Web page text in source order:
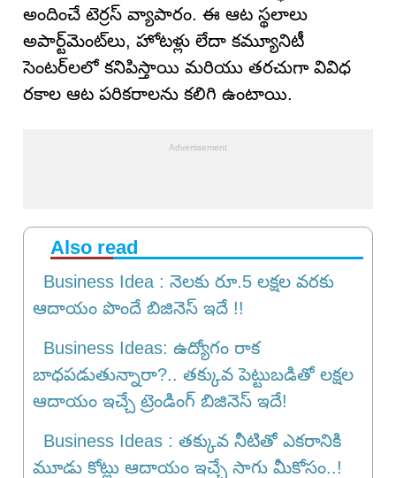
అందించే టెర్రస్ వ్యాపారం. ఈ ఆట స్థలాలు
అపార్ట్‌మెంట్‌లు, హోటళ్లు లేదా కమ్యూనిటీ
సెంటర్‌లలో కనిపిస్తాయి మరియు తరచుగా వివిధ
రకాల ఆట పరికరాలను కలిగి ఉంటాయి.
Also read
Business Idea : నెలకు రూ.5 లక్షల వరకు
ఆదాయం పొందే బిజినెస్ ఇదే !!
Business Ideas: ఉద్యోగం రాక
బాధపడుతున్నారా?.. తక్కువ పెట్టుబడితో లక్షల
ఆదాయం ఇచ్చే ట్రెండింగ్ బిజినెస్ ఇదే!
Business Ideas : తక్కువ నీటితో ఎకరానికి
మూడు కోట్లు ఆదాయం ఇచ్చే సాగు మీకోసం..!